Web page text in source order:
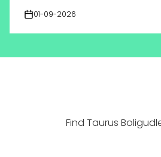
01-09-2026
Find Taurus